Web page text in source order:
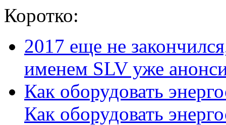
Коротко:
2017 еще не
именем SLV уже
Как оборудовать
Как оборудовать